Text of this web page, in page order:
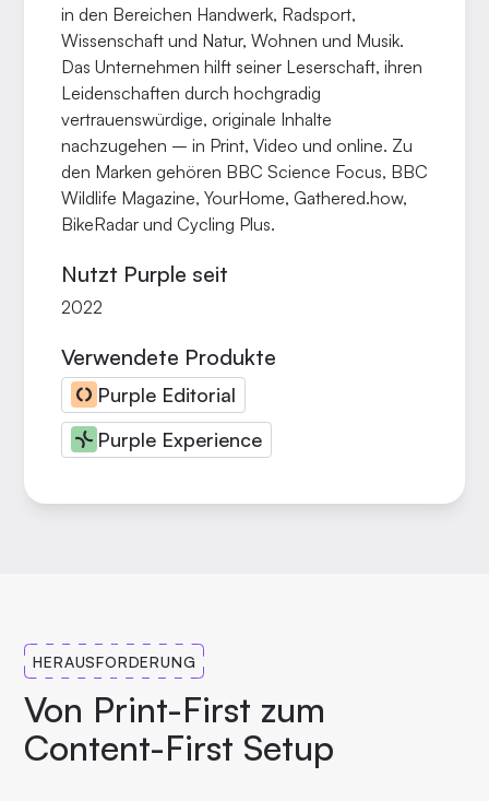
in den Bereichen Handwerk, Radsport,
Wissenschaft und Natur, Wohnen und Musik.
Das Unternehmen hilft seiner Leserschaft, ihren
Leidenschaften durch hochgradig
vertrauenswürdige, originale Inhalte
nachzugehen – in Print, Video und online. Zu
den Marken gehören BBC Science Focus, BBC
Wildlife Magazine, YourHome, Gathered.how,
BikeRadar und Cycling Plus.
Nutzt Purple seit
2022
Verwendete Produkte
Purple Editorial
Purple Experience
HERAUSFORDERUNG
Von Print-First zum
Content-First Setup